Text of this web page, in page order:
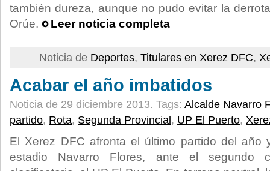
también dureza, aunque no pudo evitar la
Orúe.
Leer noticia completa
Noticia de Deportes, Titulares en Xerez DFC,
Acabar el año imbatidos
Noticia de 29 diciembre 2013. Tags: Alcalde Navarro
partido, Rota, Segunda Provincial , UP El Puerto,
El Xerez DFC afronta el último partido del
estadio Navarro Flores, ante el segundo